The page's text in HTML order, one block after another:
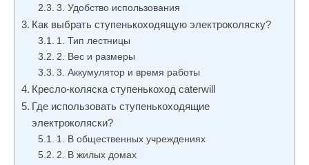
3. Удобство использования
Как выбрать ступенькоходящую электроколяску?
1. Тип лестницы
2. Вес и размеры
3. Аккумулятор и время работы
Кресло-коляска ступенькоход caterwill
Где использовать ступенькоходящие
электроколяски?
1. В общественных учреждениях
2. В жилых домах